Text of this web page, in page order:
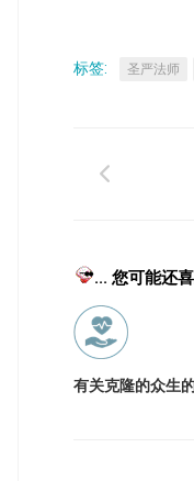
标签: 圣严法师
... 您可能还喜
有关克隆的众生